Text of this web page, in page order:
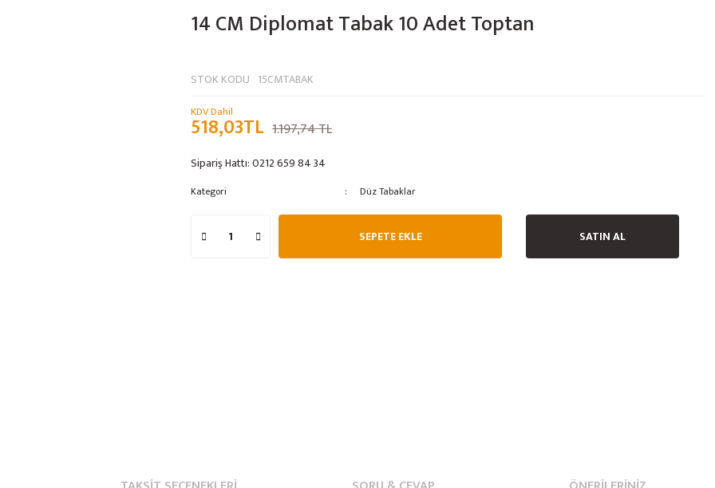
14 CM Diplomat Tabak 10 Adet Toptan
STOK KODU 15CMTABAK
KDV Dahil
518,03TL 1.197,74 TL
Sipariş Hattı:0212 659 84 34
Kategori Düz Tabaklar
SEPETE EKLE SATIN AL